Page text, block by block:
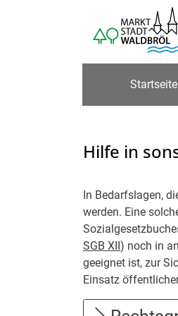
Startseite
Hilfe in
In Bedarfslagen,
werden. Eine
SGB XII) noch in
geeignet ist, zur
Einsatz